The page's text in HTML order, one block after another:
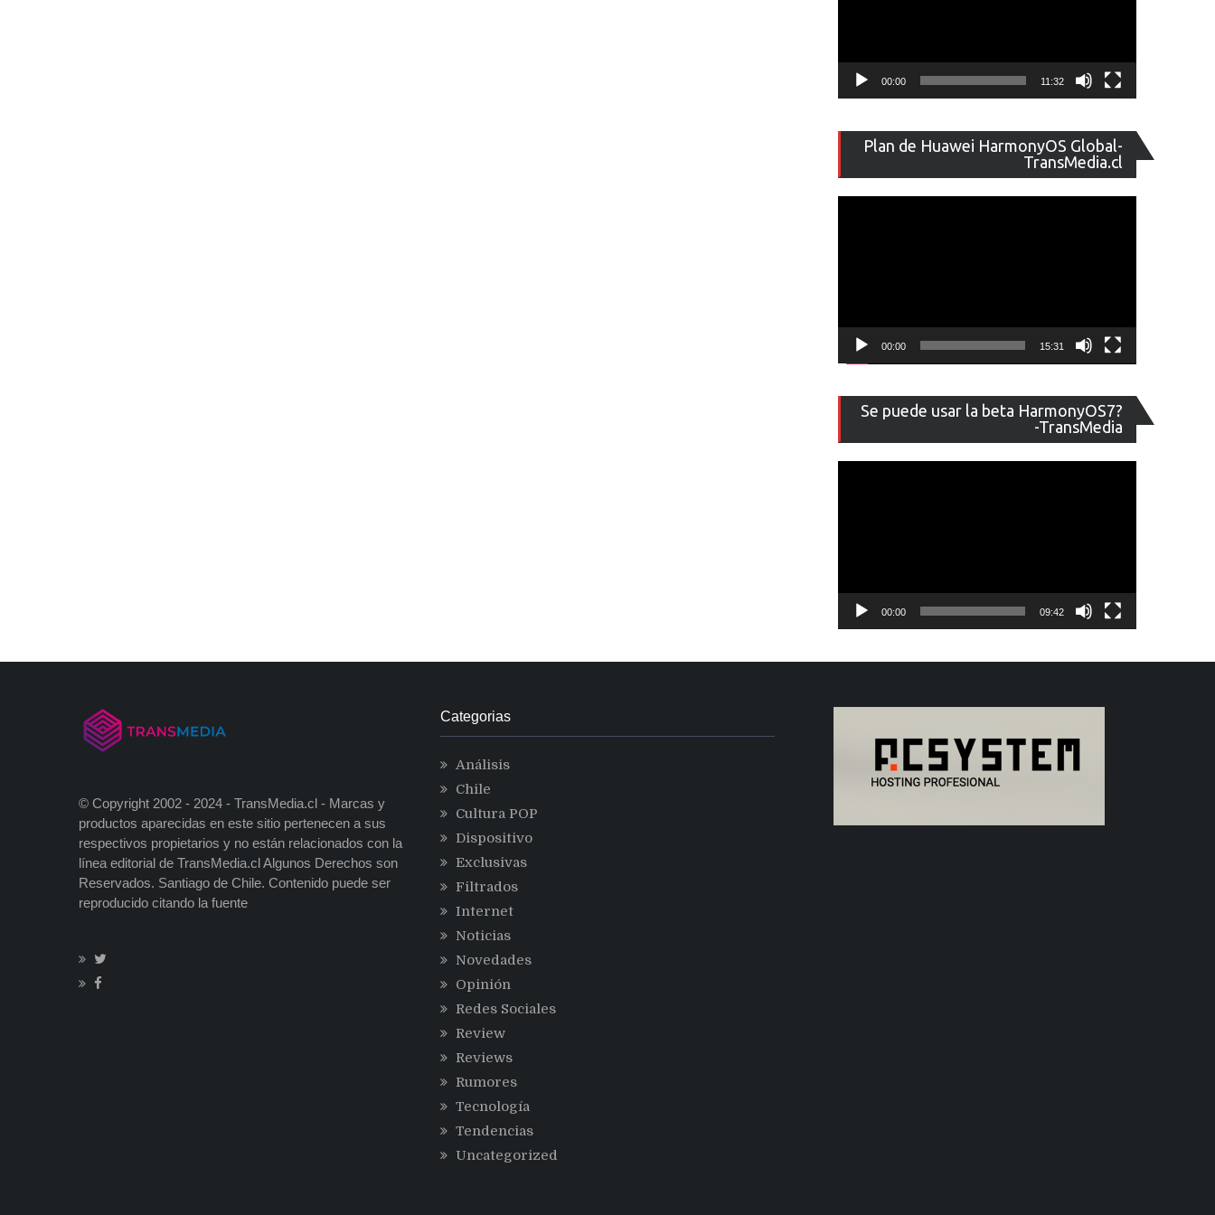
00:00 11:32
Plan de Huawei HarmonyOS Global-
TransMedia.cl
de
vídeo
00:00 15:31
Se puede usar la beta HarmonyOS7?
-TransMedia
de
vídeo
00:00 09:42
© Copyright 2002 - 2024 - TransMedia.cl - Marcas y
productos aparecidas en este sitio pertenecen a sus
respectivos propietarios y no están relacionados con la
línea editorial de TransMedia.cl Algunos Derechos son
Reservados. Santiago de Chile. Contenido puede ser
reproducido citando la fuente
Categorias
Análisis
Chile
Cultura POP
Dispositivo
Exclusivas
Filtrados
Internet
Noticias
Novedades
Opinión
Redes Sociales
Review
Reviews
Rumores
Tecnología
Tendencias
Uncategorized